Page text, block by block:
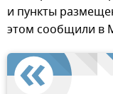
и пункты
этом сообщили в